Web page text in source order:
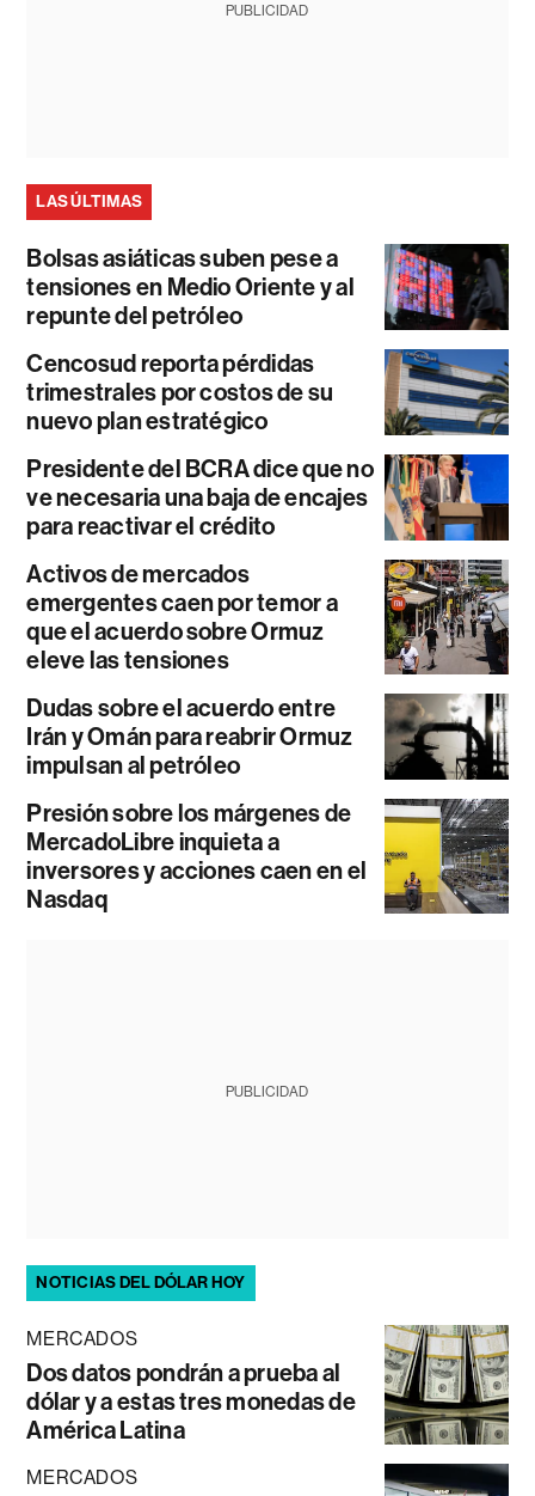
PUBLICIDAD
LAS ÚLTIMAS
Bolsas asiáticas suben pese a
tensiones en Medio Oriente y al
repunte del petróleo
Cencosud reporta pérdidas
trimestrales por costos de su
nuevo plan estratégico
Presidente del BCRA dice que no
ve necesaria una baja de encajes
para reactivar el crédito
Activos de mercados
emergentes caen por temor a
que el acuerdo sobre Ormuz
eleve las tensiones
Dudas sobre el acuerdo entre
Irán y Omán para reabrir Ormuz
impulsan al petróleo
Presión sobre los márgenes de
MercadoLibre inquieta a
inversores y acciones caen en el
Nasdaq
PUBLICIDAD
NOTICIAS DEL DÓLAR HOY
MERCADOS
Dos datos pondrán a prueba al
dólar y a estas tres monedas de
América Latina
MERCADOS